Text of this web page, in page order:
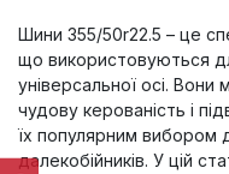
Шини 355/50r22.5 – це
що використовуються
універсальної осі. Вони
чудову керованість і
їх популярним вибором
далекобійників. У цій